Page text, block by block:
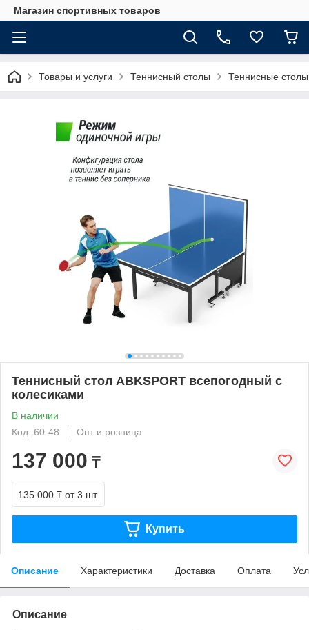
Магазин спортивных товаров
Товары и услуги Теннисный столы Теннисные столы
Теннисный стол ABKSPORT всепогодный с
колесиками
В наличии
Код: 60-48
Опт и розница
137 000 ₸
135 000 ₸ от 3 шт.
Купить
Описание Характеристики Доставка Оплата
Описание